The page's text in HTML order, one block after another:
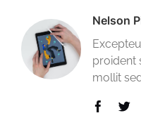
Nelson
proident
mollit